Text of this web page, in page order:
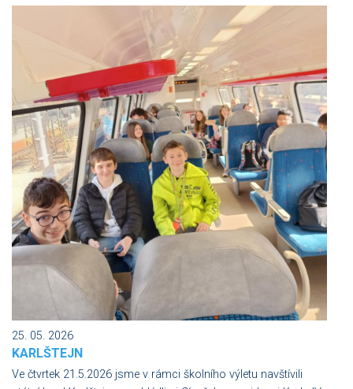
25. 05. 2026
KARLŠTEJN
Ve čtvrtek 21.5.2026 jsme v rámci školního výletu navštívili